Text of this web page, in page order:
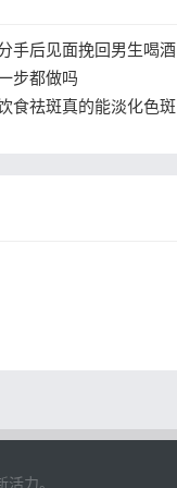
手后见面挽回男生喝酒
步都做吗
食祛斑真的能淡化色斑
力。